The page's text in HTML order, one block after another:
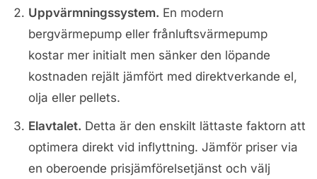
Uppvärmningssystem. En modern
bergvärmepump eller frånluftsvärmepump
kostar mer initialt men sänker den löpande
kostnaden rejält jämfört med direktverkande el,
olja eller pellets.
Elavtalet. Detta är den enskilt lättaste faktorn att
optimera direkt vid inflyttning. Jämför priser via
en oberoende prisjämförelsetjänst och välj